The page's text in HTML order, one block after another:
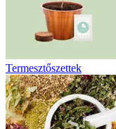
Termesztőszettek